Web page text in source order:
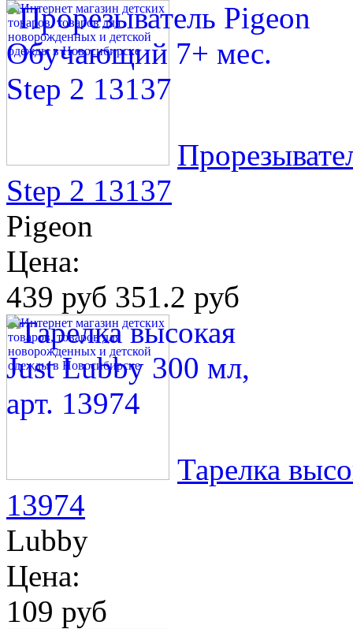
Step 2 13137
Pigeon
Цена:
439 руб 351.2 руб
Тарелка
13974
Lubby
Цена:
109 руб